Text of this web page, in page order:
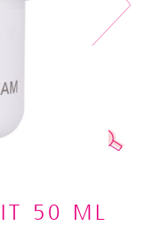
Next
50 ML